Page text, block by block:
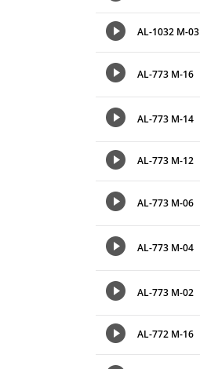
AL-1032 M-03
AL-773 M-16
AL-773 M-14
AL-773 M-12
AL-773 M-06
AL-773 M-04
AL-773 M-02
AL-772 M-16